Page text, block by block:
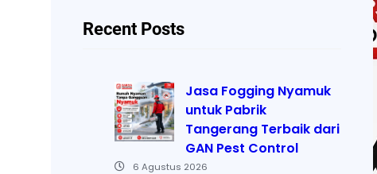
Recent Posts
Jasa Fogging Nyamuk
untuk Pabrik
Tangerang Terbaik dari
GAN Pest Control
6 Agustus 2026